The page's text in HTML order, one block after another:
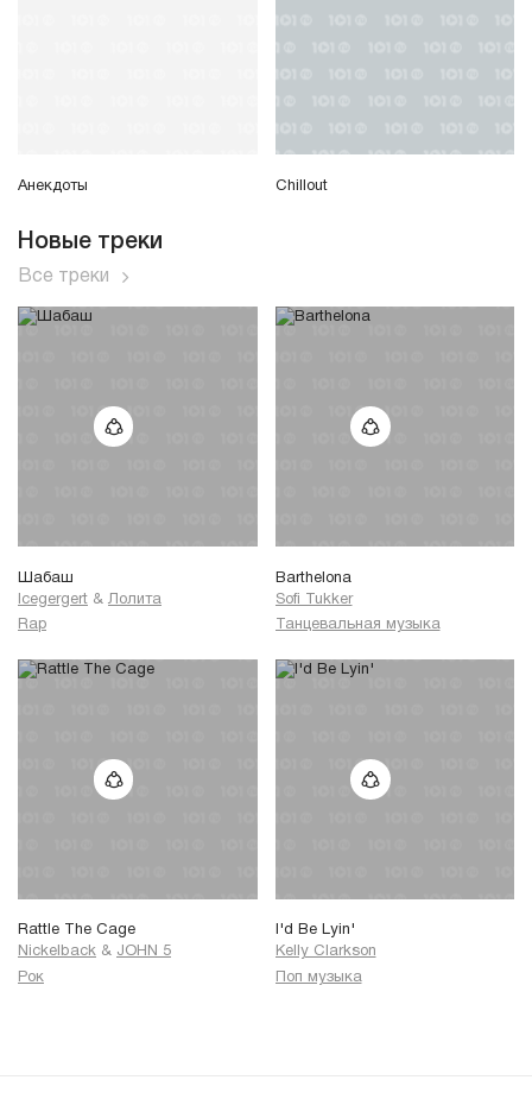
Анекдоты Chillout
Новые треки
Все треки
Шабаш
Icegergert & Лолита
Rap
Barthelona
Sofi Tukker
Танцевальная музыка
Rattle The Cage
Nickelback & JOHN 5
Рок
I'd Be Lyin'
Kelly Clarkson
Поп музыка